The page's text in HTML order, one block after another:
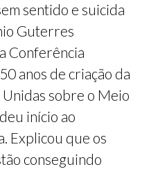
sentido e suicida
Guterres
Conferência
anos de criação da
sobre o Meio
início ao
Explicou que os
conseguindo